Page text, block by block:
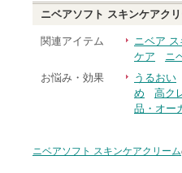
ニベアソフト スキンケアク
関連アイテム ニベア
ケア
ニ
お悩み・効果
うるおい
め
高ク
品・オー
ニベアソフト スキンケアクリーム